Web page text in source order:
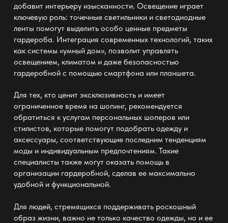
добавит интерьеру изысканности. Освещение играет
ключевую роль: точечные светильники и светодиодные
ленты помогут выделить особо ценные предметы
гардероба. Интеграция современных технологий, таких
как системы «умный дом», позволит управлять
освещением, климатом и даже безопасностью
гардеробнойс помощью смартфона или планшета.
Для тех, кто ценит эксклюзивность и имеет
ограниченное время на шопинг, рекомендуется
обратиться к услугам персональных шоперов или
стилистов, которые помогут подобрать одежду и
аксессуары, соответствующие последним тенденциям
моды и индивидуальным предпочтениям. Такие
специалисты также могут оказать помощь в
организации гардеробной, сделав ее максимально
удобной и функциональной.
Для людей, стремящихся поддерживать роскошный
образ жизни, важно не только качество одежды, но и ее